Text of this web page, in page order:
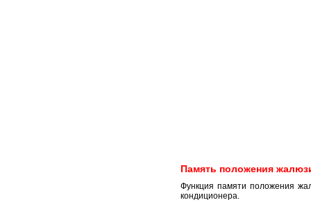
Память положения
Функция памяти положения
кондиционера.